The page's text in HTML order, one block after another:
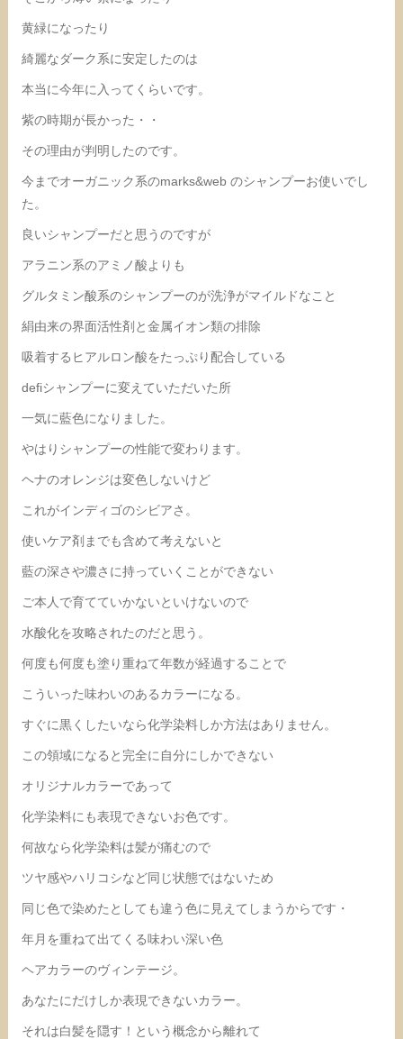
黄緑になったり
綺麗なダーク系に安定したのは
本当に今年に入ってくらいです。
紫の時期が長かった・・
その理由が判明したのです。
今までオーガニック系のmarks&web のシャンプーお使いでし
た。
良いシャンプーだと思うのですが
アラニン系のアミノ酸よりも
グルタミン酸系のシャンプーのが洗浄がマイルドなこと
絹由来の界面活性剤と金属イオン類の排除
吸着するヒアルロン酸をたっぷり配合している
defiシャンプーに変えていただいた所
一気に藍色になりました。
やはりシャンプーの性能で変わります。
ヘナのオレンジは変色しないけど
これがインディゴのシビアさ。
使いケア剤までも含めて考えないと
藍の深さや濃さに持っていくことができない
ご本人で育てていかないといけないので
水酸化を攻略されたのだと思う。
何度も何度も塗り重ねて年数が経過することで
こういった味わいのあるカラーになる。
すぐに黒くしたいなら化学染料しか方法はありません。
この領域になると完全に自分にしかできない
オリジナルカラーであって
化学染料にも表現できないお色です。
何故なら化学染料は髪が痛むので
ツヤ感やハリコシなど同じ状態ではないため
同じ色で染めたとしても違う色に見えてしまうからです・
年月を重ねて出てくる味わい深い色
ヘアカラーのヴィンテージ。
あなたにだけしか表現できないカラー。
それは白髪を隠す！という概念から離れて